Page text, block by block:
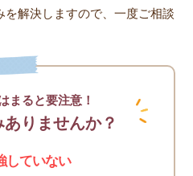
解決しますので、一度ご相談
まると要注意！
りませんか？
していない